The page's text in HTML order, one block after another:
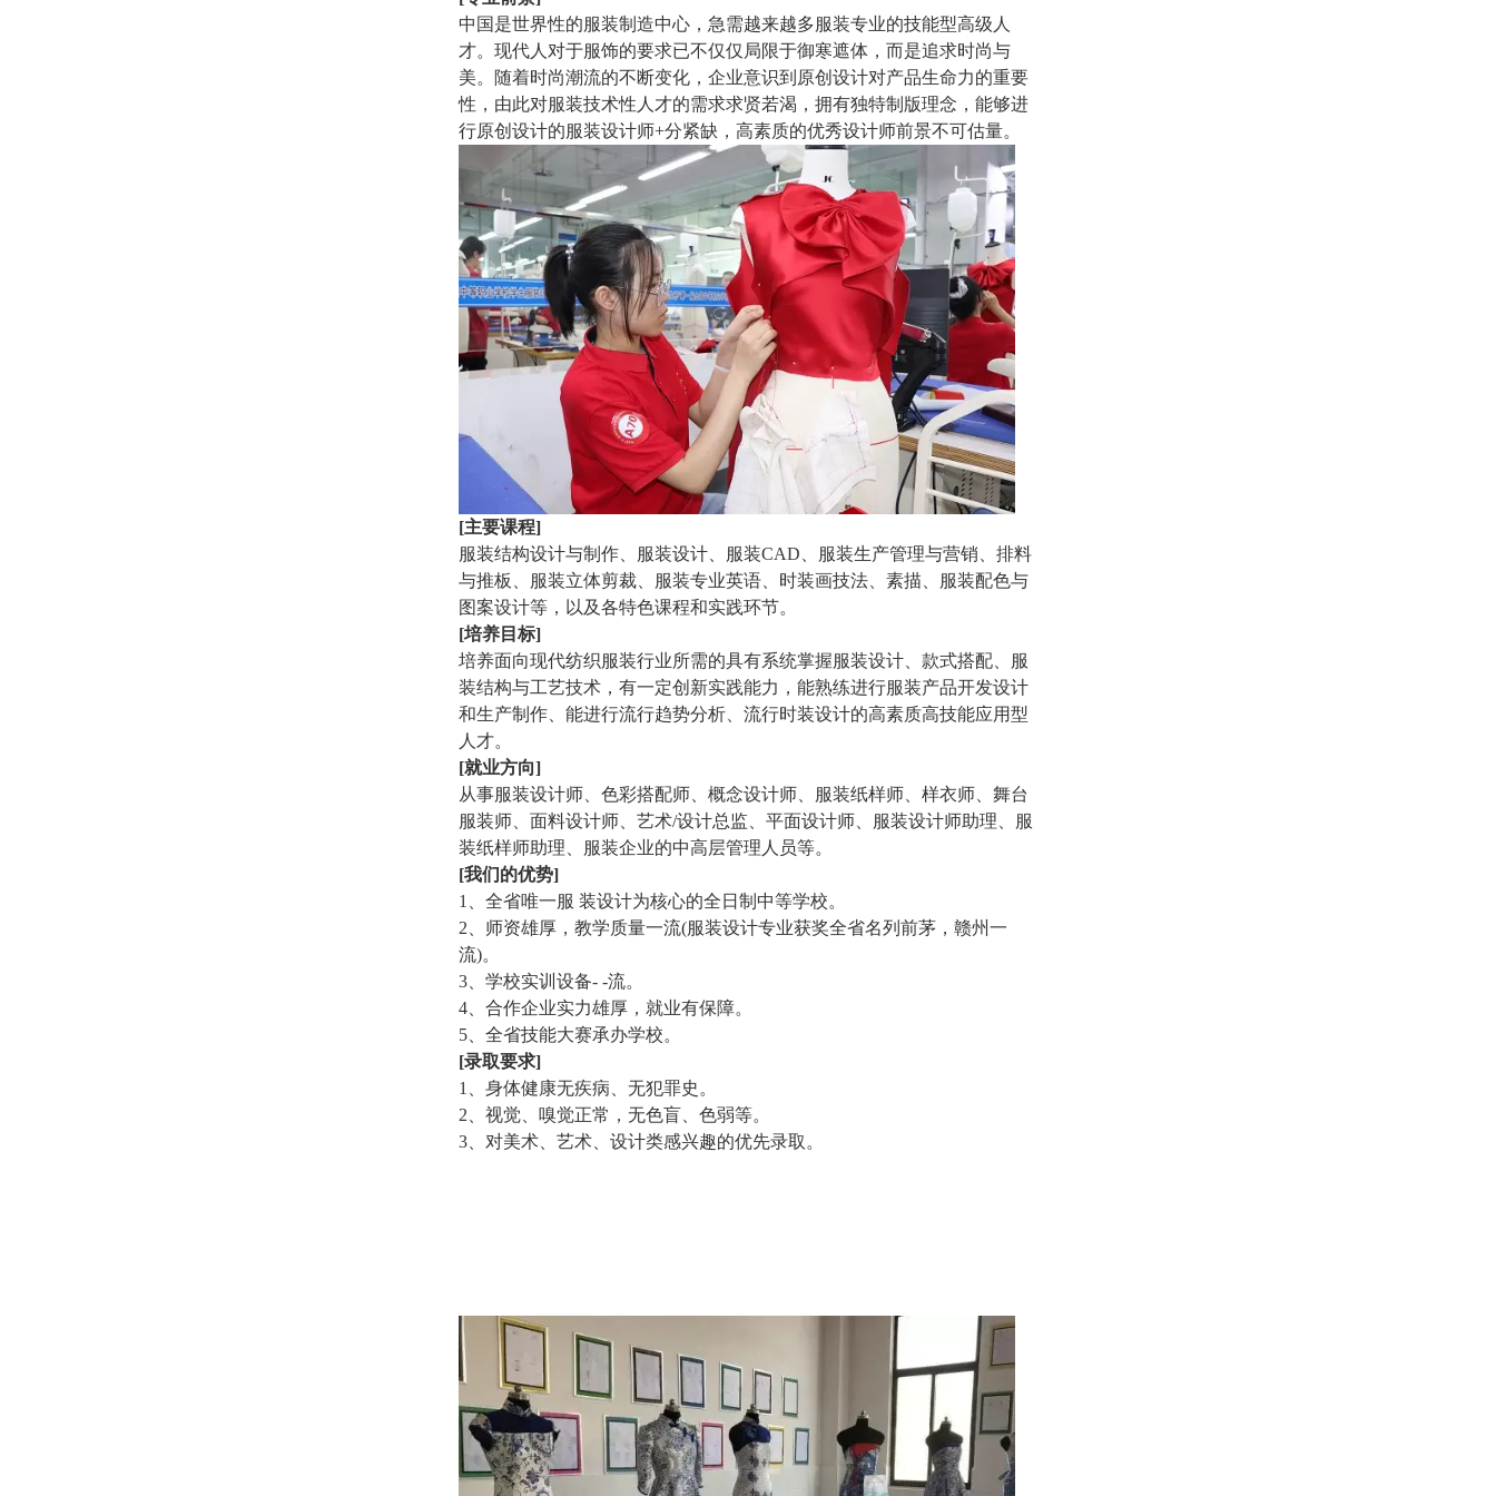
中国是世界性的服装制造中心，急需越来越多服装专业的技能型高级人
才。现代人对于服饰的要求已不仅仅局限于御寒遮体，而是追求时尚与
美。随着时尚潮流的不断变化，企业意识到原创设计对产品生命力的重要
性，由此对服装技术性人才的需求求贤若渴，拥有独特制版理念，能够进
行原创设计的服装设计师+分紧缺，高素质的优秀设计师前景不可估量。
[主要课程]
服装结构设计与制作、服装设计、服装CAD、服装生产管理与营销、排料
与推板、服装立体剪裁、服装专业英语、时装画技法、素描、服装配色与
图案设计等，以及各特色课程和实践环节。
[培养目标]
培养面向现代纺织服装行业所需的具有系统掌握服装设计、款式搭配、服
装结构与工艺技术，有一定创新实践能力，能熟练进行服装产品开发设计
和生产制作、能进行流行趋势分析、流行时装设计的高素质高技能应用型
人才。
[就业方向]
从事服装设计师、色彩搭配师、概念设计师、服装纸样师、样衣师、舞台
服装师、面料设计师、艺术/设计总监、平面设计师、服装设计师助理、服
装纸样师助理、服装企业的中高层管理人员等。
[我们的优势]
1、全省唯一服 装设计为核心的全日制中等学校。
2、师资雄厚，教学质量一流(服装设计专业获奖全省名列前茅，赣州一
流)。
3、学校实训设备- -流。
4、合作企业实力雄厚，就业有保障。
5、全省技能大赛承办学校。
[录取要求]
1、身体健康无疾病、无犯罪史。
2、视觉、嗅觉正常，无色盲、色弱等。
3、对美术、艺术、设计类感兴趣的优先录取。